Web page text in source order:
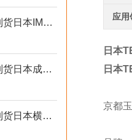
到货！京都玉崎深圳仓库到货日本IMADA 推拉力计 DST-20N
到货！京都玉崎深圳仓库到货日本成茂锻针仪MF2
到货！京都玉崎深圳仓库到货日本横河 电导率仪传感器 SC8SG-R31-T-305-P1-A
应用
日本
日本
京都